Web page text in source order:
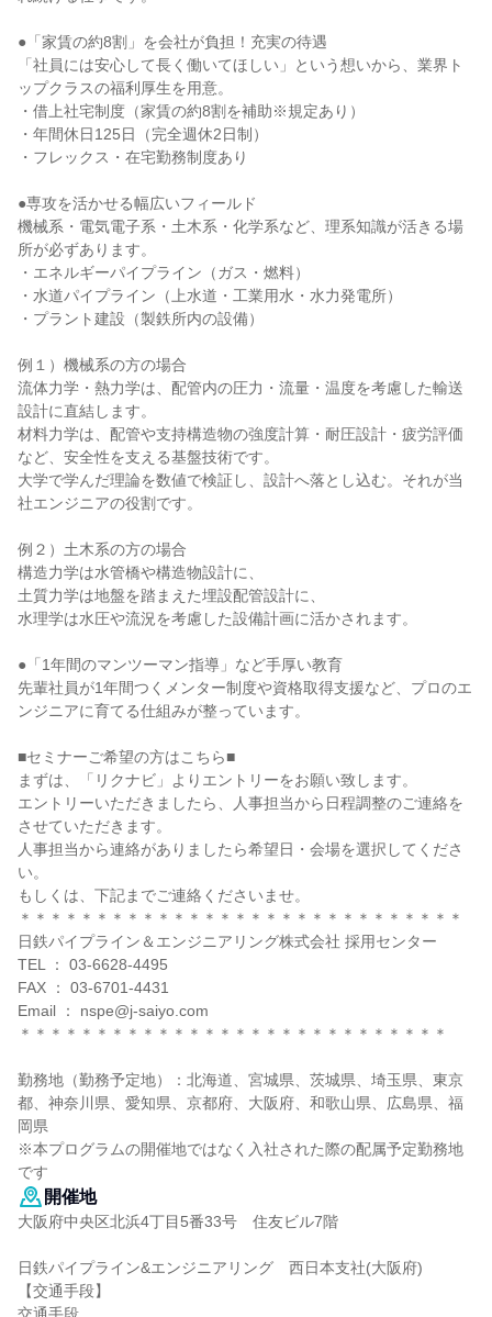
●「家賃の約8割」を会社が負担！充実の待遇
「社員には安心して長く働いてほしい」という想いから、業界ト
ップクラスの福利厚生を用意。
・借上社宅制度（家賃の約8割を補助※規定あり）
・年間休日125日（完全週休2日制）
・フレックス・在宅勤務制度あり
●専攻を活かせる幅広いフィールド
機械系・電気電子系・土木系・化学系など、理系知識が活きる場
所が必ずあります。
・エネルギーパイプライン（ガス・燃料）
・水道パイプライン（上水道・工業用水・水力発電所）
・プラント建設（製鉄所内の設備）
例１）機械系の方の場合
流体力学・熱力学は、配管内の圧力・流量・温度を考慮した輸送
設計に直結します。
材料力学は、配管や支持構造物の強度計算・耐圧設計・疲労評価
など、安全性を支える基盤技術です。
大学で学んだ理論を数値で検証し、設計へ落とし込む。それが当
社エンジニアの役割です。
例２）土木系の方の場合
構造力学は水管橋や構造物設計に、
土質力学は地盤を踏まえた埋設配管設計に、
水理学は水圧や流況を考慮した設備計画に活かされます。
●「1年間のマンツーマン指導」など手厚い教育
先輩社員が1年間つくメンター制度や資格取得支援など、プロのエ
ンジニアに育てる仕組みが整っています。
■セミナーご希望の方はこちら■
まずは、「リクナビ」よりエントリーをお願い致します。
エントリーいただきましたら、人事担当から日程調整のご連絡を
させていただきます。
人事担当から連絡がありましたら希望日・会場を選択してくださ
い。
もしくは、下記までご連絡くださいませ。
＊＊＊＊＊＊＊＊＊＊＊＊＊＊＊＊＊＊＊＊＊＊＊＊＊＊＊＊＊
日鉄パイプライン＆エンジニアリング株式会社 採用センター
TEL ： 03-6628-4495
FAX ： 03-6701-4431
Email ： nspe@j-saiyo.com
＊＊＊＊＊＊＊＊＊＊＊＊＊＊＊＊＊＊＊＊＊＊＊＊＊＊＊＊
勤務地（勤務予定地）：北海道、宮城県、茨城県、埼玉県、東京
都、神奈川県、愛知県、京都府、大阪府、和歌山県、広島県、福
岡県
※本プログラムの開催地ではなく入社された際の配属予定勤務地
です
開催地
大阪府中央区北浜4丁目5番33号 住友ビル7階
日鉄パイプライン&エンジニアリング 西日本支社(大阪府)
【交通手段】